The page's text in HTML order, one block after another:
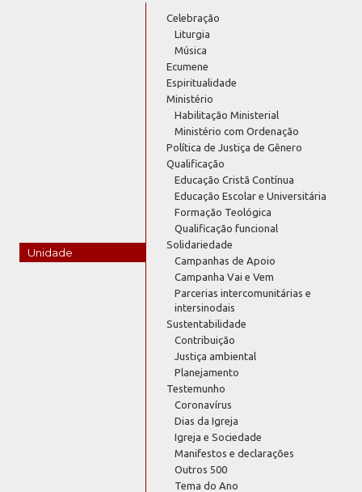
Unidade
Celebração
Liturgia
Música
Ecumene
Espiritualidade
Ministério
Habilitação Ministerial
Ministério com Ordenação
Política de Justiça de Gênero
Qualificação
Educação Cristã Contínua
Educação Escolar e Universitária
Formação Teológica
Qualificação funcional
Solidariedade
Campanhas de Apoio
Campanha Vai e Vem
Parcerias intercomunitárias e
intersinodais
Sustentabilidade
Contribuição
Justiça ambiental
Planejamento
Testemunho
Coronavírus
Dias da Igreja
Igreja e Sociedade
Manifestos e declarações
Outros 500
Tema do Ano